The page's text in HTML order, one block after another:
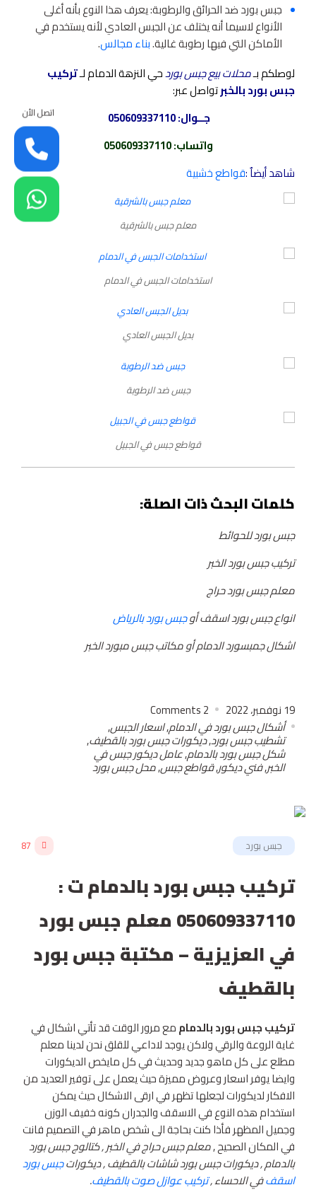
جبس بورد ضد الحرائق والرطوبة: يعرف هذا النوع بأنه أغلى
الأنواع لاسيما أنه يختلف عن الجبس العادي لأنه يستخدم في
الأماكن التي فيها رطوبة غالية.بناء مجالس.
لوصلكم بـمحلات بيع جبس بوردحي النزهة الدمام لـتركيب
جبس بورد بالخبرتواصل عبر:
جــوال:
واتساب:
050609337110
شاهد أيضاٌ :قواطع خشبية
معلم جبس بالشرقية
استخدامات الجبس في الدمام
بديل الجبس العادي
جبس ضد الرطوبة
قواطع جبس في الجبيل
كلمات البحث ذات الصلة:
جبس بورد للحوائط
تركيب جبس بورد الخبر
معلم جبس بورد حراج
انواع جبس بورد اسقف أوجبس بورد بالرياض
اشكال جمبسورد الدمام أو مكاتب جبس مبورد الخبر
19 نوفمبر، 2022 2
أشكال جبس بورد في الدمام,اسعار الجبس,
تشطيب جبس بورد,ديكورات جبس بورد بالقطيف,
شكل جبس بورد بالدمام,عامل ديكور جبس في
الخبر,فني ديكور,قواطع جبس,محل جبس بورد
جبس بورد 87
تركيب جبس بورد بالدمام ت :
050609337110 معلم جبس بورد
في العزيزية – مكتبة جبس بورد
بالقطيف
تركيب جبس بورد بالدماممع مرور الوقت قد تأتي اشكال في
غاية الروعة والرقي ولاكن يوجد لاداعي للقلق نحن لدينا معلم
مطلع على كل ماهو جديد وحديث في كل مايخص الديكورات
وايضا يوفر اسعار وعروض مميزة حيث يعمل على توفير العديد من
الافكار لديكورات لجعلها تظهر في ارقى الاشكال حيث يمكن
استخدام هذه النوع في الاسقف والجدران كونه خفيف الوزن
وجميل المظهر فأذا كنت بحاجة الى شخص ماهر في التصميم فانت
في المكان الصحيح ,معلم جبس حراج في الخبر , كتالوج جبس بورد
بالدمام , ديكورات جبس بورد شاشات بالقطيف , ديكوراتجبس بورد
اسقففي الاحساء ,تركيب عوازل صوت بالقطيف.
اتصل الأن